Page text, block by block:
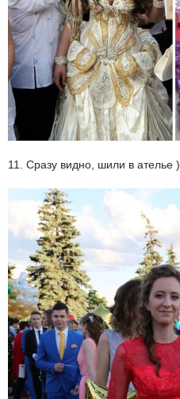
11. Сразу видно, шили в ателье )